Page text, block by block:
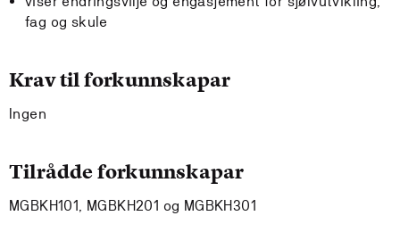
fag og skule
Krav til forkunnskapar
Ingen
Tilrådde forkunnskapar
MGBKH101, MGBKH201 og MGBKH301